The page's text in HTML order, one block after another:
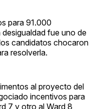
para 91.000
desigualdad fue uno de
candidatos chocaron
resolverla.
al proyecto del
incentivos para
7 y otro al Ward 8